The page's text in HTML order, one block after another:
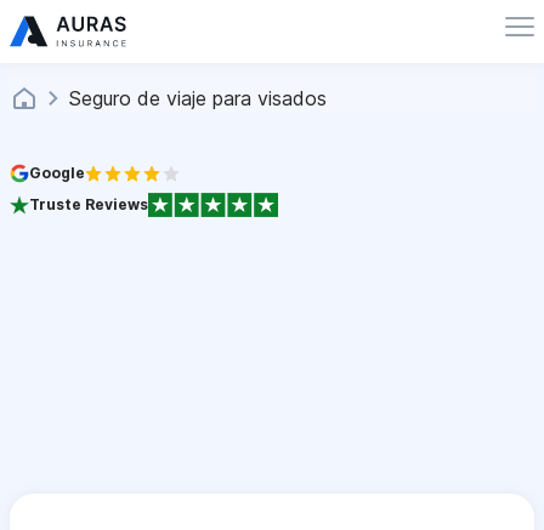
Seguro de viaje para visados
Google
Truste Reviews